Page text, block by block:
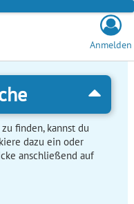
Anmelden
finden, kannst du
dazu ein oder
anschließend auf